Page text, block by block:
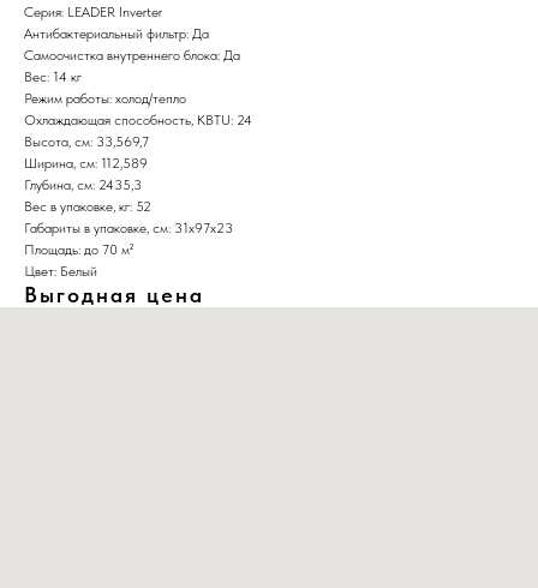
Серия: LEADER Inverter
Антибактериальный фильтр: Да
Самоочистка внутреннего блока: Да
Вес: 14 кг
Режим работы: холод/тепло
Охлаждающая способность, KBTU: 24
Высота, см: 33,569,7
Ширина, см: 112,589
Глубина, см: 2435,3
Вес в упаковке, кг: 52
Габариты в упаковке, см: 31х97х23
Площадь: до 70 м²
Цвет: Белый
Выгодная цена